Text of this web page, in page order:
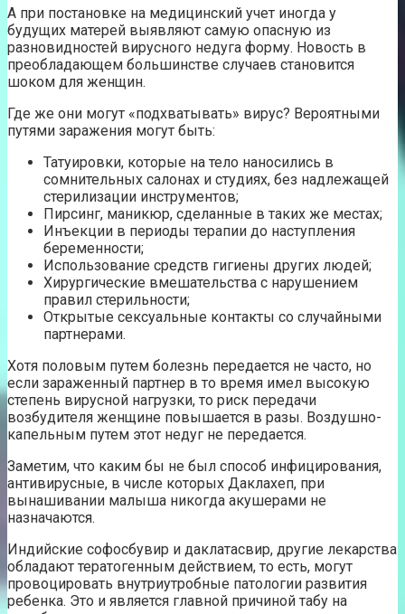
А при постановке на медицинский учет иногда у
будущих матерей выявляют самую опасную из
разновидностей вирусного недуга форму. Новость в
преобладающем большинстве случаев становится
шоком для женщин.
Где же они могут «подхватывать» вирус? Вероятными
путями заражения могут быть:
Татуировки, которые на тело наносились в
сомнительных салонах и студиях, без надлежащей
стерилизации инструментов;
Пирсинг, маникюр, сделанные в таких же местах;
Инъекции в периоды терапии до наступления
беременности;
Использование средств гигиены других людей;
Хирургические вмешательства с нарушением
правил стерильности;
Открытые сексуальные контакты со случайными
партнерами.
Хотя половым путем болезнь передается не часто, но
если зараженный партнер в то время имел высокую
степень вирусной нагрузки, то риск передачи
возбудителя женщине повышается в разы. Воздушно-
капельным путем этот недуг не передается.
Заметим, что каким бы не был способ инфицирования,
антивирусные, в числе которых Даклахеп, при
вынашивании малыша никогда акушерами не
назначаются.
Индийские софосбувир и даклатасвир, другие лекарства
обладают тератогенным действием, то есть, могут
провоцировать внутриутробные патологии развития
ребенка. Это и является главной причиной табу на